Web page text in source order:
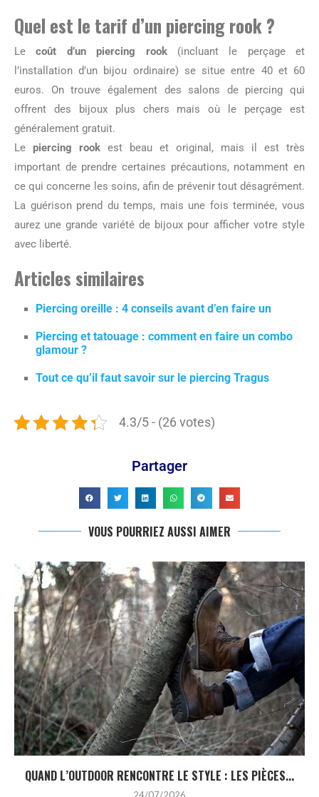
Quel est le tarif d’un piercing rook ?
Lecoût d’un piercing rook(incluant le perçage et
l’installation d’un bijou ordinaire) se situe entre 40 et 60
euros. On trouve également des salons de piercing qui
offrent des bijoux plus chers mais où le perçage est
généralement gratuit.
Le piercing rook est beau et original, mais il est très
important de prendre certaines précautions, notamment en
ce qui concerne les soins, afin de prévenir tout désagrément.
La guérison prend du temps, mais une fois terminée, vous
aurez une grande variété de bijoux pour afficher votre style
avec liberté.
Articles similaires
Piercing oreille : 4 conseils avant d’en faire un
Piercing et tatouage : comment en faire un combo
glamour ?
Tout ce qu’il faut savoir sur le piercing Tragus
4.3/5 - (26 votes)
Partager
VOUS POURRIEZ AUSSI AIMER
QUAND L’OUTDOOR RENCONTRE LE STYLE : LES PIÈCES...
24/07/2026